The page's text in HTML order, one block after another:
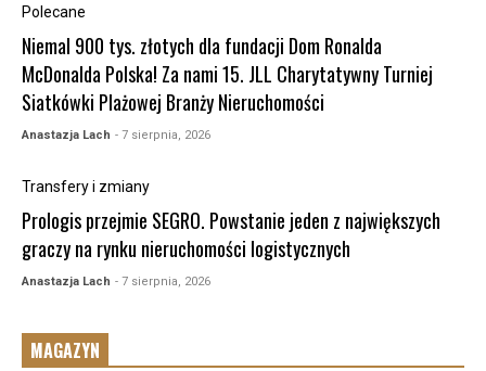
Polecane
Niemal 900 tys. złotych dla fundacji Dom Ronalda
McDonalda Polska! Za nami 15. JLL Charytatywny Turniej
Siatkówki Plażowej Branży Nieruchomości
Anastazja Lach - 7 sierpnia, 2026
Transfery i zmiany
Prologis przejmie SEGRO. Powstanie jeden z największych
graczy na rynku nieruchomości logistycznych
Anastazja Lach - 7 sierpnia, 2026
MAGAZYN